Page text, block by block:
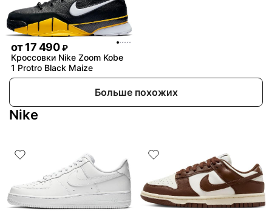
от17 490 ₽
Кроссовки Nike Zoom Kobe
1 Protro Black Maize
Больше похожих
Nike